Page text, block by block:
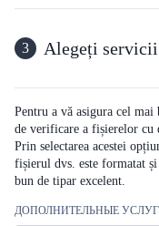
3 Alegeți
Pentru a vă asigura cel
de verificare a fișierelor cu
Prin selectarea acestei
fișierul dvs. este formatat
bun de tipar excelent.
ДОПОЛНИТЕЛЬНЫЕ